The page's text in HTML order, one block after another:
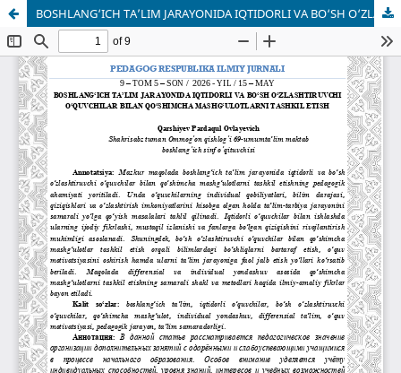
BOSHLANG‘ICH TA’LIM JARAYONIDA IQTIDORLI VA BO‘SH O‘ZLASHTIRUVCHI O‘QUVCHILAR BILAN QO‘SHIMCHA MASHG‘ULOTLARNI TASHKIL ETISH